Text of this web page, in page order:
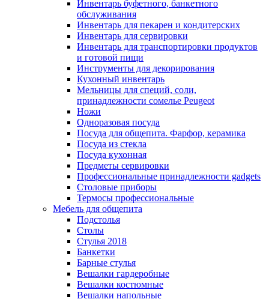
Инвентарь буфетного, банкетного
обслуживания
Инвентарь для пекарен и кондитерских
Инвентарь для сервировки
Инвентарь для транспортировки продуктов
и готовой пищи
Инструменты для декорирования
Кухонный инвентарь
Мельницы для специй, соли,
принадлежности сомелье Peugeot
Ножи
Одноразовая посуда
Посуда для общепита. Фарфор, керамика
Посуда из стекла
Посуда кухонная
Предметы сервировки
Профессиональные принадлежности gadgets
Столовые приборы
Термосы профессиональные
Мебель для общепита
Подстолья
Столы
Стулья 2018
Банкетки
Барные стулья
Вешалки гардеробные
Вешалки костюмные
Вешалки напольные